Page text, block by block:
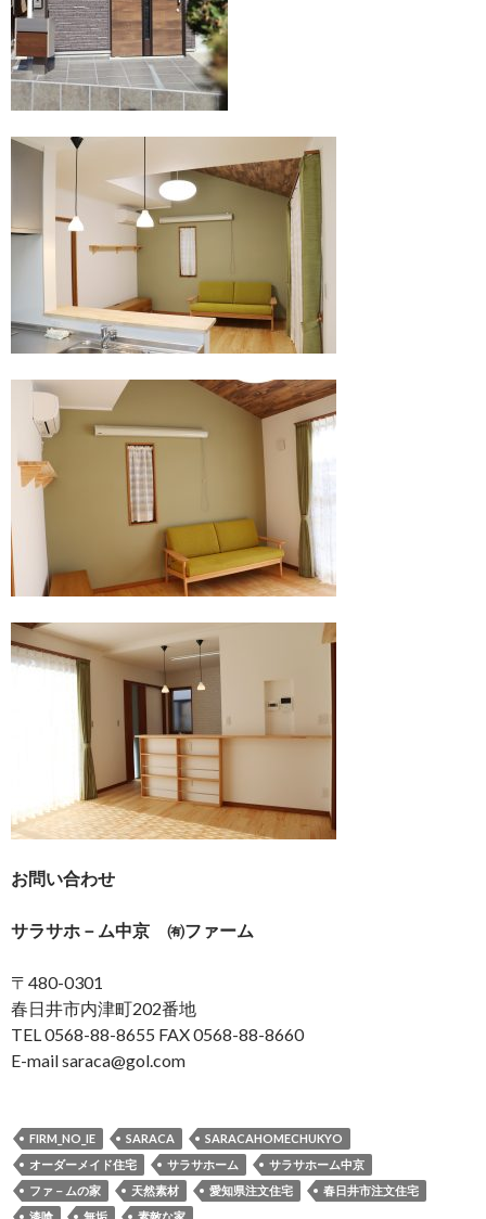
お問い合わせ
サラサホ－ム中京 ㈲ファーム
〒480-0301
春日井市内津町202番地
TEL 0568-88-8655 FAX 0568-88-8660
E-mail saraca@gol.com
FIRM_NO_IE SARACA
SARACAHOMECHUKYO
オーダーメイド住宅
サラサホーム
サラサホーム中京
ファ－ムの家
天然素材 愛知県注文住宅
春日井市注文住宅